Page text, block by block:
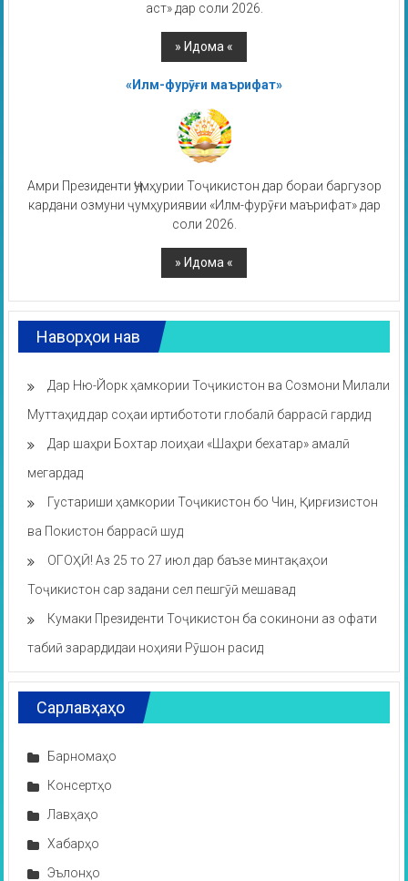
аст» дар соли 2026.
«Илм-фурӯғи маърифат»
Амри Президенти Ҷумҳурии Тоҷикистон дар бораи баргузор
кардани озмуни ҷумҳуриявии «Илм-фурӯғи маърифат» дар
соли 2026.
Наворҳои нав
Дар Ню-Йорк ҳамкории Тоҷикистон ва Созмони Милали
Муттаҳид дар соҳаи иртибототи глобалӣ баррасӣ гардид
Дар шаҳри Бохтар лоиҳаи «Шаҳри бехатар» амалӣ
мегардад
Густариши ҳамкории Тоҷикистон бо Чин, Қирғизистон
ва Покистон баррасӣ шуд
ОГОҲӢ! Аз 25 то 27 июл дар баъзе минтақаҳои
Тоҷикистон сар задани сел пешгӯӣ мешавад
Кумаки Президенти Тоҷикистон ба сокинони аз офати
табиӣ зарардидаи ноҳияи Рӯшон расид
Сарлавҳаҳо
Барномаҳо
Консертҳо
Лавҳаҳо
Хабарҳо
Эълонҳо